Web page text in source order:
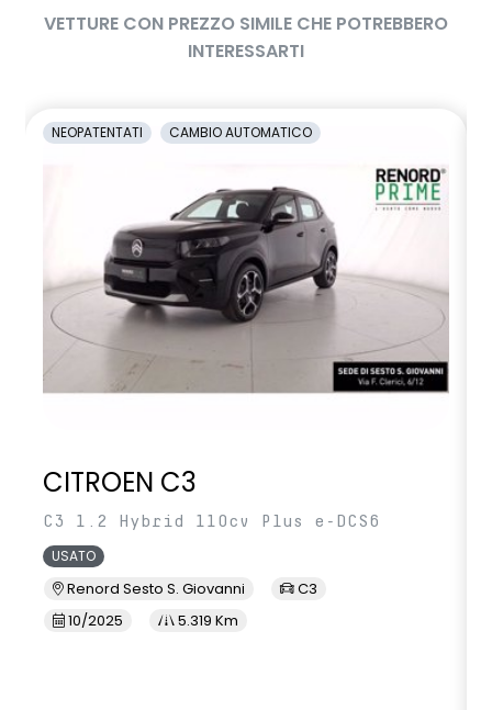
VETTURE CON PREZZO SIMILE CHE POTREBBERO
INTERESSARTI
NEOPATENTATI CAMBIO AUTOMATICO
CITROEN C3
C3 1.2 Hybrid 110cv Plus e-DCS6
USATO
Renord Sesto S. Giovanni
C3
10/2025
5.319 Km